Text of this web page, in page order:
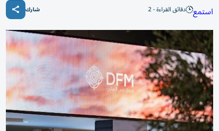
استمع دقائق القراءة - 2 شارك